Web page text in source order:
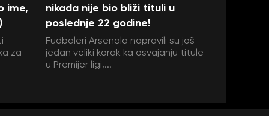
ime,
za
nikada nije bio bliži tituli u
poslednje 22 godine!
Fudbaleri Arsenala napravili su još
jedan veliki korak ka osvajanju titule
u Premijer ligi,...